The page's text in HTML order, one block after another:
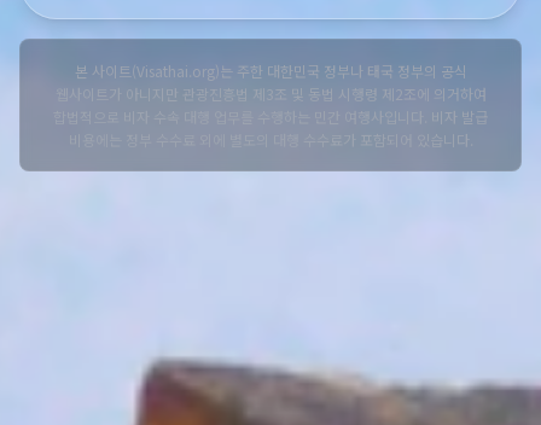
본 사이트(Visathai.org)는 주한 대한민국 정부나 태국 정부의 공식
웹사이트가 아니지만 관광진흥법 제3조 및 동법 시행령 제2조에 의거하여
합법적으로 비자 수속 대행 업무를 수행하는 민간 여행사입니다. 비자 발급
비용에는 정부 수수료 외에 별도의 대행 수수료가 포함되어 있습니다.